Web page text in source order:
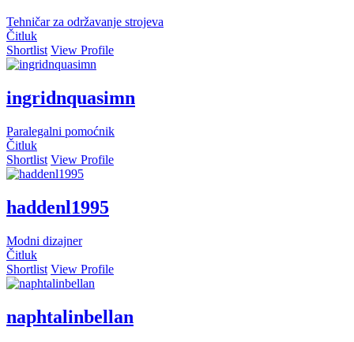
Tehničar za održavanje strojeva
Čitluk
Shortlist View Profile
ingridnquasimn
Paralegalni pomoćnik
Čitluk
Shortlist View Profile
haddenl1995
Modni dizajner
Čitluk
Shortlist View Profile
naphtalinbellan